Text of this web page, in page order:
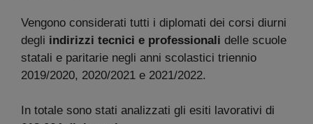
Vengono considerati tutti i diplomati dei corsi diurni
degli indirizzi tecnici e professionali delle scuole
statali e paritarie negli anni scolastici triennio
2019/2020, 2020/2021 e 2021/2022.
In totale sono stati analizzati gli esiti lavorativi di